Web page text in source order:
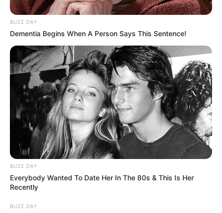
BUZZ DAY
Dementia Begins When A Person Says This Sentence!
BUZZ DAY
Everybody Wanted To Date Her In The 80s & This Is Her
Recently
BUZZ DAY